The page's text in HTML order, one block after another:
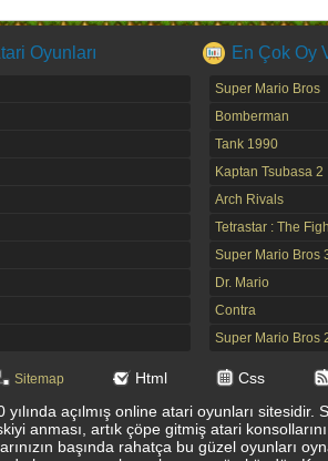
Oyunları En Çok Oy
Super Mario Bros
Bomberman
Tank 1990
Kaptan Tsubasa 2
Arch Rivals
Tetrastar : The
Super Mario Bros
Dr. Mario
Contra
Super Mario Bros
Sitemap Html
Css
yılında açılmış online atari oyunları
anması, artık çöpe gitmiş atari
başında rahatça bu güzel oyunları